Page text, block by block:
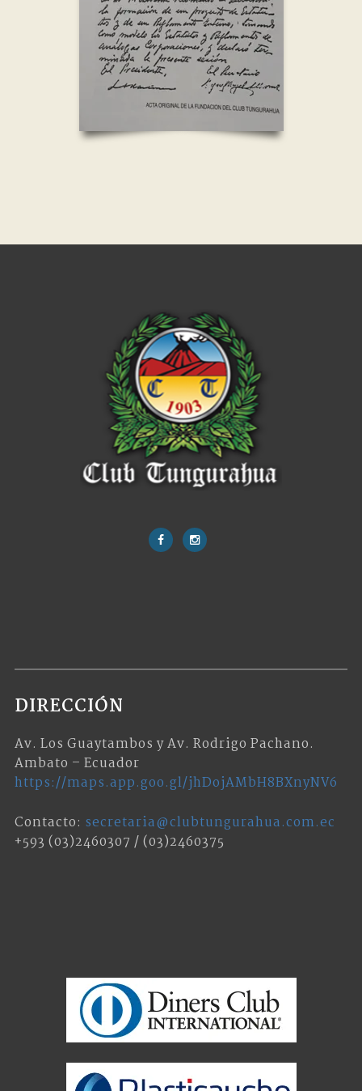
DIRECCIÓN
Av. Los Guaytambos y Av. Rodrigo Pachano.
Ambato – Ecuador
https://maps.app.goo.gl/jhDojAMbH8BXnyNV6
Contacto: secretaria@clubtungurahua.com.ec
+593 (03)2460307 / (03)2460375